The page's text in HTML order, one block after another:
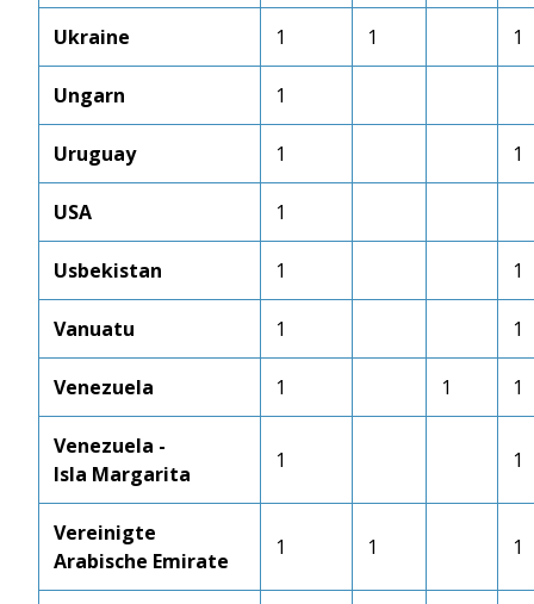
Ukraine 1 1 1
Ungarn 1
Uruguay 1 1
USA 1
Usbekistan 1 1
Vanuatu 1 1
Venezuela 1 1 1
Venezuela -
Isla Margarita
1 1
Vereinigte
Arabische Emirate
1 1 1